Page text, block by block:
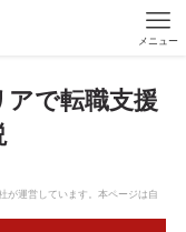
メニュー
アで転職支援